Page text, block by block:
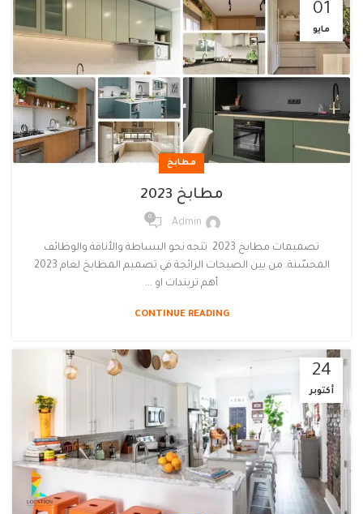
01
مايو
مطابخ
مطابخ 2023
Admin
0
تصميمات مطابخ 2023 تتجه نحو البساطة والأناقة والوظائف
المحسّنة. من بين الصيحات الرائجة في تصميم المطابخ لعام 2023
أهم تريندات او ...
CONTINUE READING
24
أكتوبر